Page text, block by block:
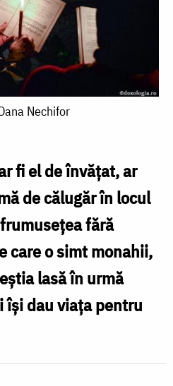
Nechifor
fi el de învăţat, ar
de călugăr în locul
fără
care o simt monahii,
lasă în urmă
îşi dau viaţa pentru